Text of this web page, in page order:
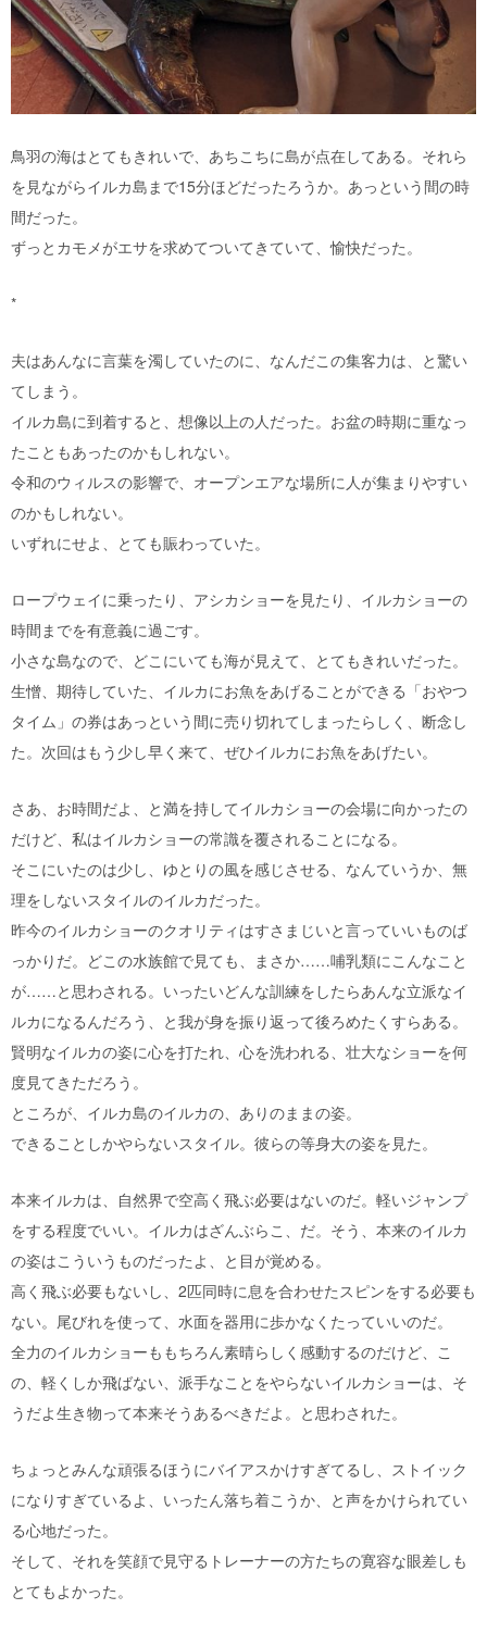
鳥羽の海はとてもきれいで、あちこちに島が点在してある。それら
を見ながらイルカ島まで15分ほどだったろうか。あっという間の時
間だった。
ずっとカモメがエサを求めてついてきていて、愉快だった。
*
夫はあんなに言葉を濁していたのに、なんだこの集客力は、と驚い
てしまう。
イルカ島に到着すると、想像以上の人だった。お盆の時期に重なっ
たこともあったのかもしれない。
令和のウィルスの影響で、オープンエアな場所に人が集まりやすい
のかもしれない。
いずれにせよ、とても賑わっていた。
ロープウェイに乗ったり、アシカショーを見たり、イルカショーの
時間までを有意義に過ごす。
小さな島なので、どこにいても海が見えて、とてもきれいだった。
生憎、期待していた、イルカにお魚をあげることができる「おやつ
タイム」の券はあっという間に売り切れてしまったらしく、断念し
た。次回はもう少し早く来て、ぜひイルカにお魚をあげたい。
さあ、お時間だよ、と満を持してイルカショーの会場に向かったの
だけど、私はイルカショーの常識を覆されることになる。
そこにいたのは少し、ゆとりの風を感じさせる、なんていうか、無
理をしないスタイルのイルカだった。
昨今のイルカショーのクオリティはすさまじいと言っていいものば
っかりだ。どこの水族館で見ても、まさか……哺乳類にこんなこと
が……と思わされる。いったいどんな訓練をしたらあんな立派なイ
ルカになるんだろう、と我が身を振り返って後ろめたくすらある。
賢明なイルカの姿に心を打たれ、心を洗われる、壮大なショーを何
度見てきただろう。
ところが、イルカ島のイルカの、ありのままの姿。
できることしかやらないスタイル。彼らの等身大の姿を見た。
本来イルカは、自然界で空高く飛ぶ必要はないのだ。軽いジャンプ
をする程度でいい。イルカはざんぶらこ、だ。そう、本来のイルカ
の姿はこういうものだったよ、と目が覚める。
高く飛ぶ必要もないし、2匹同時に息を合わせたスピンをする必要も
ない。尾びれを使って、水面を器用に歩かなくたっていいのだ。
全力のイルカショーももちろん素晴らしく感動するのだけど、こ
の、軽くしか飛ばない、派手なことをやらないイルカショーは、そ
うだよ生き物って本来そうあるべきだよ。と思わされた。
ちょっとみんな頑張るほうにバイアスかけすぎてるし、ストイック
になりすぎているよ、いったん落ち着こうか、と声をかけられてい
る心地だった。
そして、それを笑顔で見守るトレーナーの方たちの寛容な眼差しも
とてもよかった。